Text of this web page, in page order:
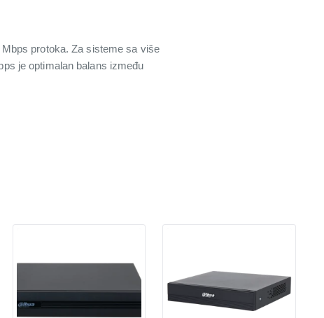
protoka. Za sisteme sa više
je optimalan balans između